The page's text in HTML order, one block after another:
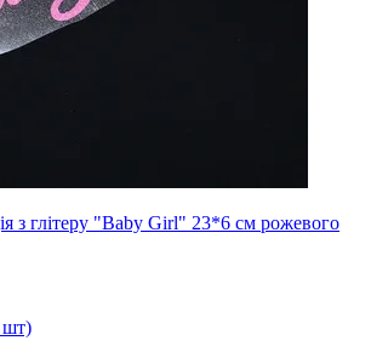
з глітеру "Baby Girl" 23*6 см рожевого
шт)